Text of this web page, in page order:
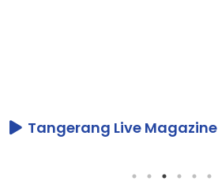
Tangerang Live Magazine